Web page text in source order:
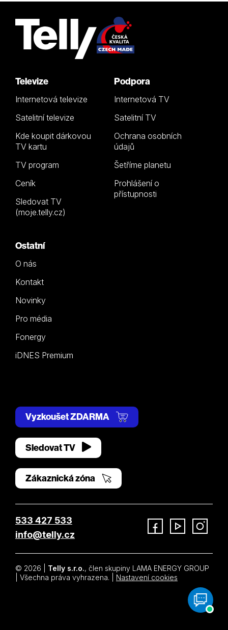
Televize
Internetová televize
Satelitní televize
Kde koupit dárkovou
TV kartu
TV program
Ceník
Sledovat TV
(moje.telly.cz)
Podpora
Internetová TV
Satelitní TV
Ochrana osobních
údajů
Šetříme planetu
Prohlášení o
přístupnosti
Ostatní
O nás
Kontakt
Novinky
Pro média
Fonergy
iDNES Premium
Vyzkoušet ZDARMA
Sledovat TV
Zákaznická zóna
533 427 533
info@telly.cz
© 2026 | Telly s.r.o., člen skupiny LAMA ENERGY GROUP
| Všechna práva vyhrazena. | Nastavení cookies